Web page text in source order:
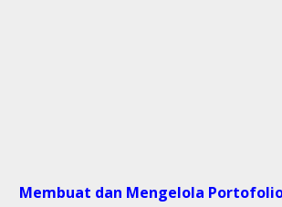
Membuat dan Mengelola